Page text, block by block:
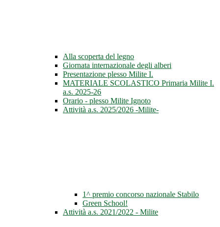
Alla scoperta del legno
Giornata internazionale degli alberi
Presentazione plesso Milite I.
MATERIALE SCOLASTICO Primaria Milite I.
a.s. 2025-26
Orario - plesso Milite Ignoto
Attività a.s. 2025/2026 -Milite-
1^ premio concorso nazionale Stabilo
Green School!
Attività a.s. 2021/2022 - Milite